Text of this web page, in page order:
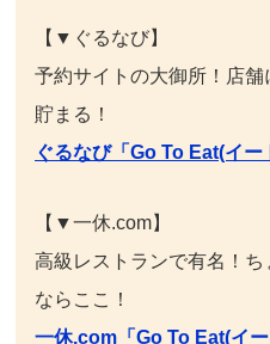
【▼ぐるなび】
予約サイトの大御所！店
貯まる！
ぐるなび「Go To Eat(イー
【▼一休.com】
高級レストランで有名！
ならここ！
一休.com「Go To Eat(イー